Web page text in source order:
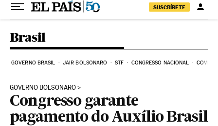
SUSCRÍBETE
Brasil
GOVERNO BRASIL JAIR BOLSONARO STF CONGRESSO NACIONAL COVID-
GOVERNO BOLSONARO
Congresso garante
pagamento do Auxílio Brasil